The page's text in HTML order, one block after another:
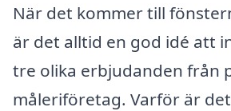
När det kommer till
är det alltid en god idé att
tre olika erbjudanden från
måleriföretag. Varför är